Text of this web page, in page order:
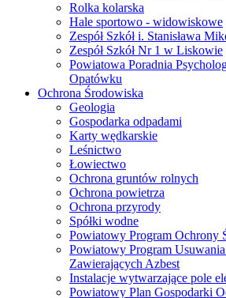
Rolka kolarska
Hale sportowo - widowiskowe
Zespół Szkół i. Stanisława
Zespół Szkół Nr 1 w Liskowie
Powiatowa Poradnia
Opatówku
Ochrona Środowiska
Geologia
Gospodarka odpadami
Karty wędkarskie
Leśnictwo
Łowiectwo
Ochrona gruntów rolnych
Ochrona powietrza
Ochrona przyrody
Spółki wodne
Powiatowy Program Ochrony
Powiatowy Program
Zawierających Azbest
Instalacje wytwarzające pole
Powiatowy Plan Gospodarki